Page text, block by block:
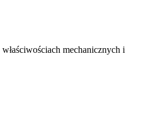
mechanicznych i